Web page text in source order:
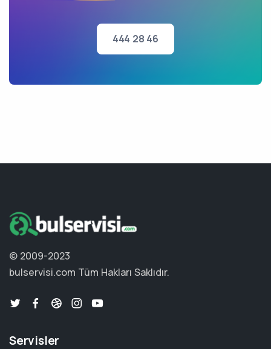
444 28 46
© 2009-2023
bulservisi.com Tüm Hakları Saklıdır.
Servisler